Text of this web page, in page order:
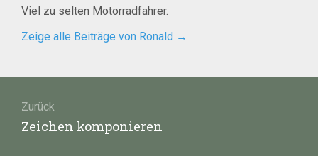
Viel zu selten Motorradfahrer.
Zeige alle Beiträge von Ronald →
Zurück
Vorheriger
Zeichen komponieren